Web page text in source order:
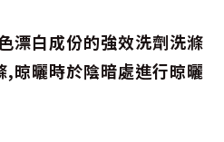
漂白成份的強效洗劑洗滌
,晾曬時於陰暗處進行晾曬